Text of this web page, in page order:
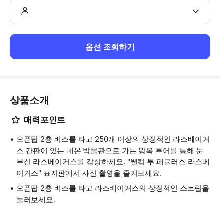
옵션 조회하기
상품소개
매력포인트
오픈탑 2층 버스를 타고 250개 이상의 상징적인 라스베이거
스 간판이 있는 네온 박물관으로 가는 왕복 투어를 통해 눈
부신 라스베이거스를 감상하세요. "웰컴 투 패뷸러스 라스베
이거스" 표지판에서 사진 촬영을 즐겨보세요.
오픈탑 2층 버스를 타고 라스베이거스의 상징적인 스트립을
둘러보세요.